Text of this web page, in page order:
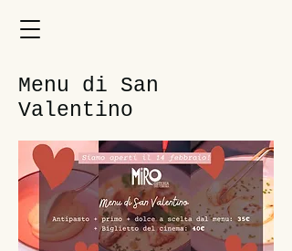
Menu di San
Valentino